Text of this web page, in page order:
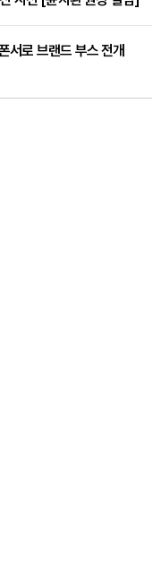
서로 브랜드 부스 전개